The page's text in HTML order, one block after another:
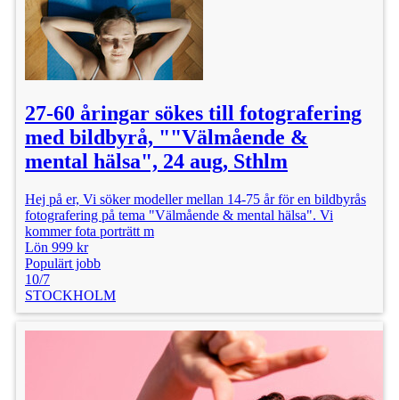
27-60 åringar sökes till fotografering
med bildbyrå, ""Välmående &
mental hälsa", 24 aug, Sthlm
Hej på er, Vi söker modeller mellan 14-75 år för en bildbyrås
fotografering på tema "Välmående & mental hälsa". Vi
kommer fota porträtt m
Lön 999 kr
Populärt jobb
10/7
STOCKHOLM